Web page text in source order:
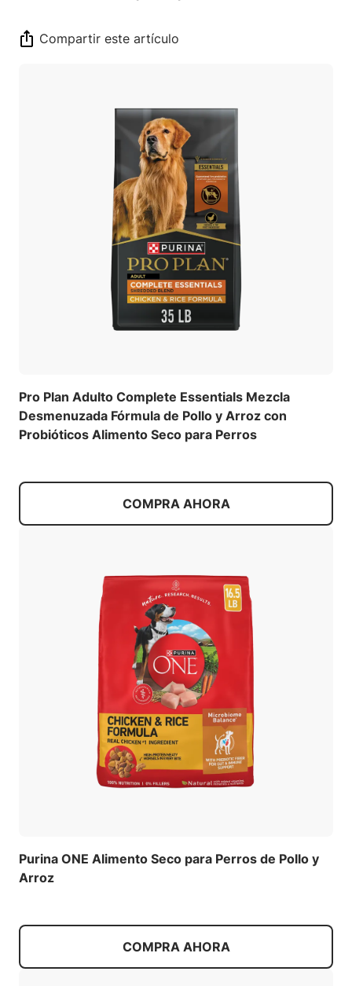
Compartir este artículo
Pro Plan Adulto Complete Essentials Mezcla
Desmenuzada Fórmula de Pollo y Arroz con
Probióticos Alimento Seco para Perros
COMPRA AHORA
Purina ONE Alimento Seco para Perros de Pollo y
Arroz
COMPRA AHORA